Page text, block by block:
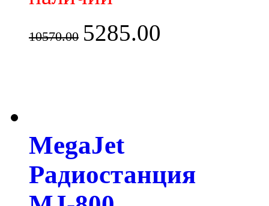
10570.00 5285.00
MegaJet
Радиостанция